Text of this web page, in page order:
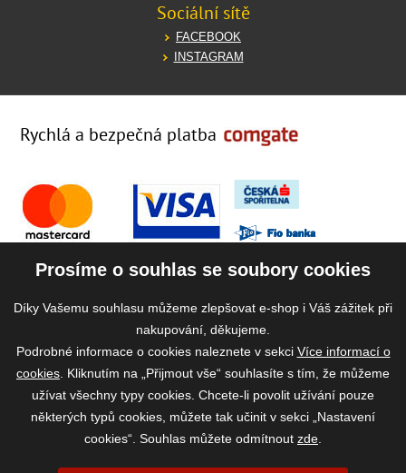
Sociální sítě
FACEBOOK
INSTAGRAM
Rychlá a bezpečná platba
Prosíme o souhlas se soubory cookies
Díky Vašemu souhlasu můžeme zlepšovat e-shop i Váš zážitek při
nakupování, děkujeme.
Podrobné informace o cookies naleznete v sekci Více informací o
cookies . Kliknutím na „Přijmout vše“ souhlasíte s tím, že můžeme
užívat všechny typy cookies. Chcete-li povolit užívání pouze
některých typů cookies, můžete tak učinit v sekci „Nastavení
cookies“. Souhlas můžete odmítnout zde